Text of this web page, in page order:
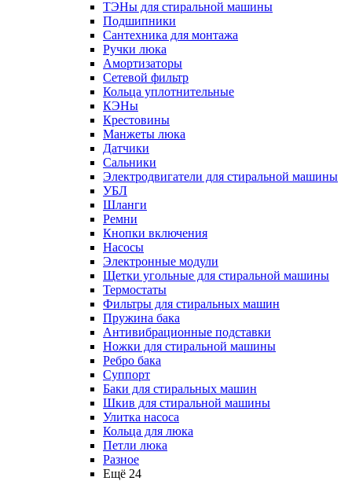
ТЭНы для стиральной машины
Подшипники
Сантехника для монтажа
Ручки люка
Амортизаторы
Сетевой фильтр
Кольца уплотнительные
КЭНы
Крестовины
Манжеты люка
Датчики
Сальники
Электродвигатели для стиральной машины
УБЛ
Шланги
Ремни
Кнопки включения
Насосы
Электронные модули
Щетки угольные для стиральной машины
Термостаты
Фильтры для стиральных машин
Пружина бака
Антивибрационные подставки
Ножки для стиральной машины
Ребро бака
Суппорт
Баки для стиральных машин
Шкив для стиральной машины
Улитка насоса
Кольца для люка
Петли люка
Разное
Ещё 24